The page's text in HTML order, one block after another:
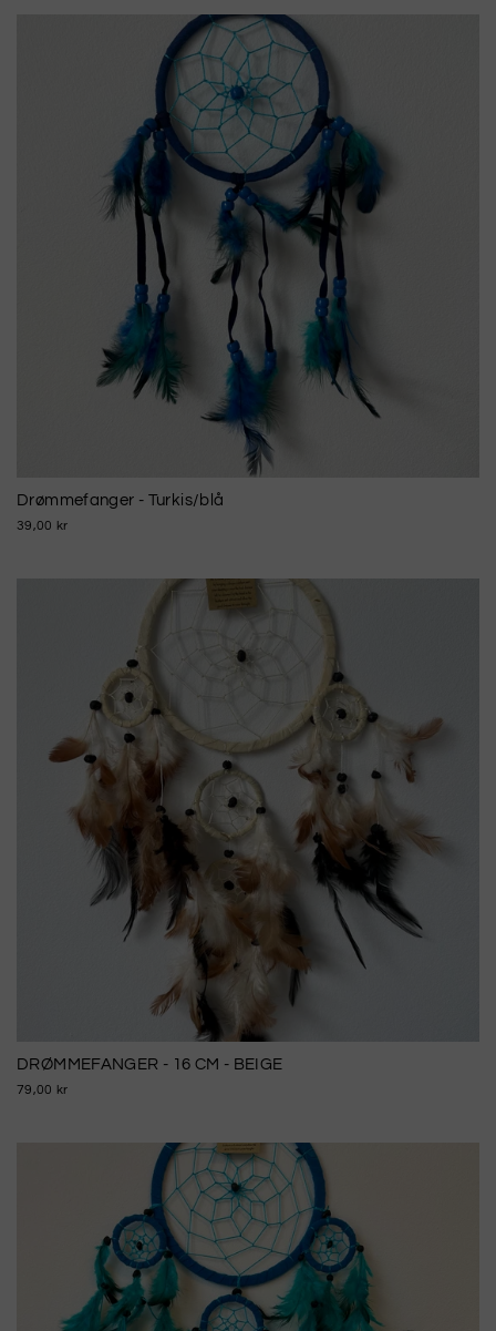
Drømmefanger - Turkis/blå
39,00 kr
DRØMMEFANGER - 16 CM - BEIGE
79,00 kr